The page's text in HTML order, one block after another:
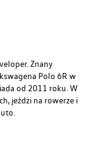
Znany
Polo 6R w
od 2011 roku. W
jeździ na rowerze i